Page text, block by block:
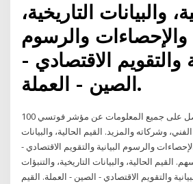
والبيانات التاريخية،
والإحصاءات والرسوم
والتقويم الاقتصادي -
الصين - العملة.
احصل على جميع المعلومات عن مؤشر فوتسي 100 (ftse) بما في ذلك
وشركاته والمزيد. القيم الحالية، والبيانات
والرسوم البيانية والتقويم الاقتصادي -
القيم الحالية، والبيانات التاريخية، والتنبؤات
والتقويم الاقتصادي - الصين - العملة. القيم